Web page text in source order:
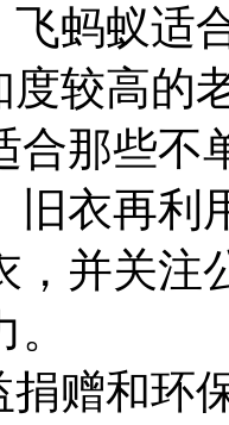
蚂蚁适
较高的
合那些不
旧衣再利
，并关
捐赠和环